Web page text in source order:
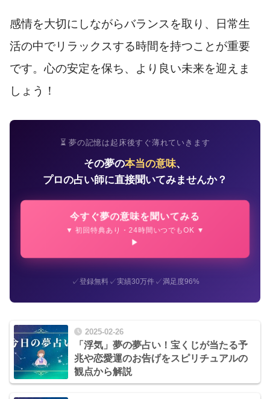
感情を大切にしながらバランスを取り、日常生
活の中でリラックスする時間を持つことが重要
です。心の安定を保ち、より良い未来を迎えま
しょう！
⏳ 夢の記憶は起床後すぐ薄れていきます
その夢の本当の意味、
プロの占い師に直接聞いてみませんか？
今すぐ夢の意味を聞いてみる
▼ 初回特典あり・24時間いつでもOK ▼
✓登録無料✓実績30万件✓満足度96%
2025-02-26
「浮気」夢の夢占い！宝くじが当たる予
兆や恋愛運のお告げをスピリチュアルの
観点から解説